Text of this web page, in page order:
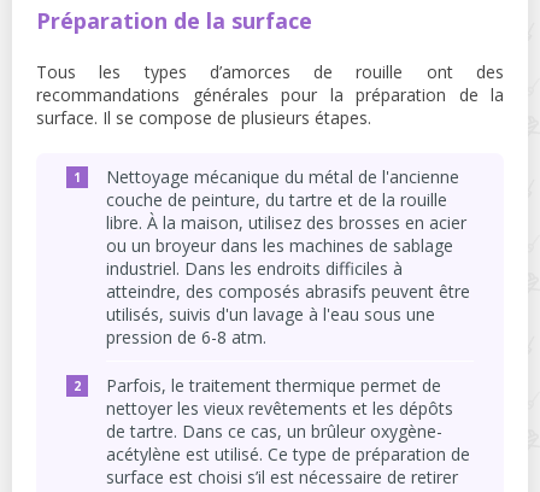
Préparation de la surface
Tous les types d’amorces de rouille ont des
recommandations générales pour la préparation de la
surface. Il se compose de plusieurs étapes.
Nettoyage mécanique du métal de l'ancienne
couche de peinture, du tartre et de la rouille
libre. À la maison, utilisez des brosses en acier
ou un broyeur dans les machines de sablage
industriel. Dans les endroits difficiles à
atteindre, des composés abrasifs peuvent être
utilisés, suivis d'un lavage à l'eau sous une
pression de 6-8 atm.
Parfois, le traitement thermique permet de
nettoyer les vieux revêtements et les dépôts
de tartre. Dans ce cas, un brûleur oxygène-
acétylène est utilisé. Ce type de préparation de
surface est choisi s’il est nécessaire de retirer